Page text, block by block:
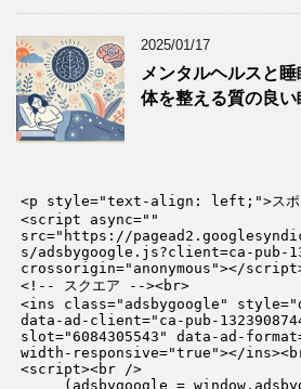
2025/01/17
メンタルヘルスと
体を整える質の良い
<p style="text-align: left;">スポン
<script async=""
src="https://
s/adsbygoogle.js?client=ca-pub-
crossorigin="anonymous"></
<!-- スクエア --><br>
<ins class="adsbygoogle"
data-ad-client="ca-pub-
slot="6084305543" data-ad-
width-responsive="true"></
<script><br />